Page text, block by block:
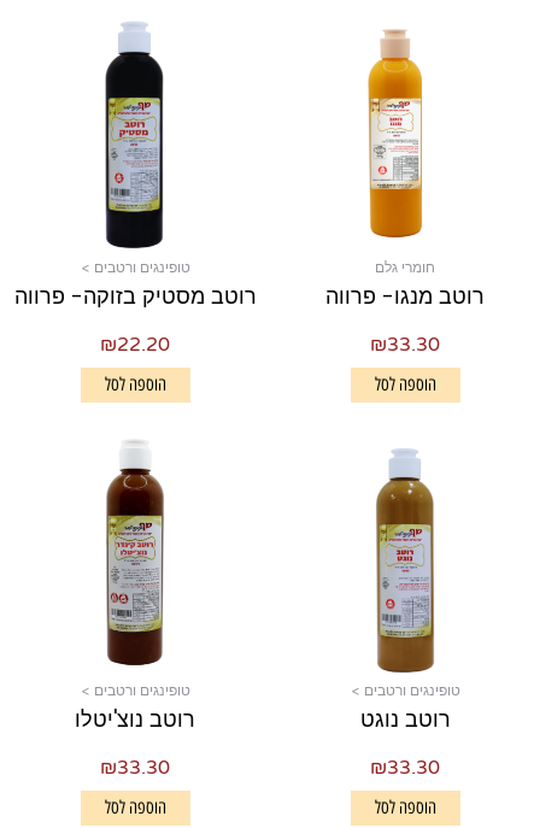
חומרי גלם
רוטב מנגו- פרווה
₪33.30
הוספה לסל
טופינגים ורטבים >
רוטב מסטיק בזוקה- פרווה
₪22.20
הוספה לסל
טופינגים ורטבים >
רוטב נוגט
₪33.30
הוספה לסל
טופינגים ורטבים >
רוטב נוצ'יטלו
₪33.30
הוספה לסל